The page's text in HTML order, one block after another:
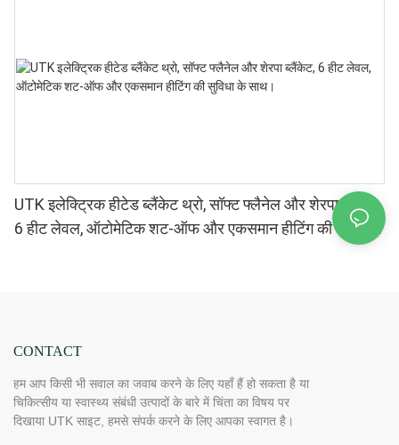
UTK इलेक्ट्रिक हीटेड ब्लैंकेट थ्रो, सॉफ्ट फ्लैनेल और शेरपा ब्लैंकेट,
6 हीट लेवल, ऑटोमेटिक शट-ऑफ और एकसमान हीटिंग की सुविधा
CONTACT
हम आप किसी भी सवाल का जवाब करने के लिए यहाँ हैं हो सकता है या
चिकित्सीय या स्वास्थ्य संबंधी उत्पादों के बारे में चिंता का विषय पर
दिखाया UTK साइट, हमसे संपर्क करने के लिए आपका स्वागत है।